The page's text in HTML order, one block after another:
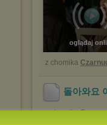
oglądaj
z chomika
돌아와요
z chomika